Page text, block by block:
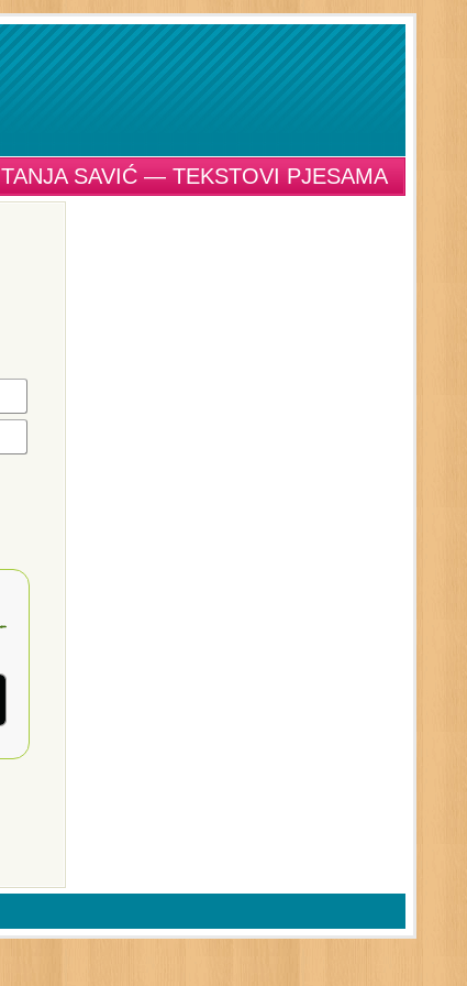
TANJA SAVIĆ — TEKSTOVI PJESAMA